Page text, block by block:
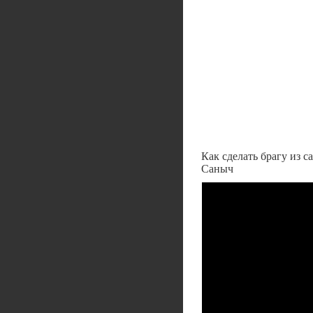
Как сделать брагу из
Саныч